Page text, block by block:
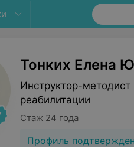
Тонких Елена
Инструктор-методист
реабилитации
Стаж 24 года
Профиль подтвержден